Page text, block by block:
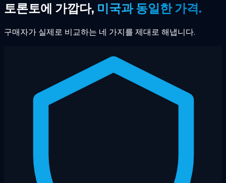
토론토에 가깝다, 미국과 동일한 가격.
구매자가 실제로 비교하는 네 가지를 제대로 해냅니다.